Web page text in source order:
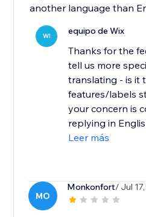
another language than
WI equipo de Wix
Thanks for the
tell us more
translating - is it
features/labels
your concern is
replying in
Leer más
MO
Monkonfort/ Jul